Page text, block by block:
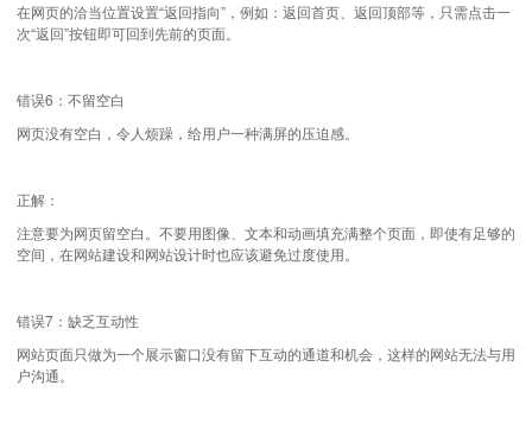
在网页的洽当位置设置“返回指向”，例如：返回首页、返回顶部等，只需点击一
次“返回”按钮即可回到先前的页面。
错误6：不留空白
网页没有空白，令人烦躁，给用户一种满屏的压迫感。
正解：
注意要为网页留空白。不要用图像、文本和动画填充满整个页面，即使有足够的
空间，在网站建设和网站设计时也应该避免过度使用。
错误7：缺乏互动性
网站页面只做为一个展示窗口没有留下互动的通道和机会，这样的网站无法与用
户沟通。